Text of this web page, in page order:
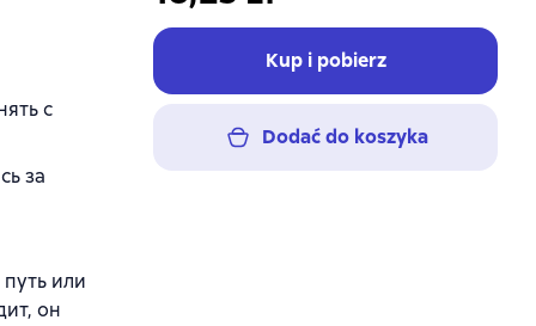
с
за
или
он
Kup i pobierz
Dodać do koszyka